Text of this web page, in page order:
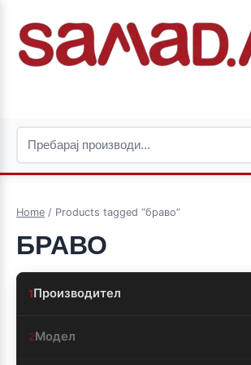
Home / Products tagged “браво”
БРАВО
1Производител
2Модел